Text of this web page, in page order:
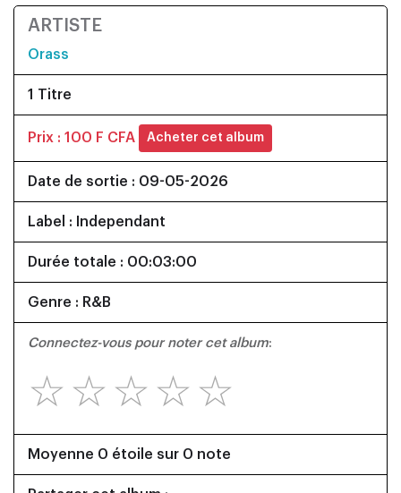
ARTISTE
Orass
1 Titre
Prix : 100 F CFA Acheter cet album
Date de sortie : 09-05-2026
Label : Independant
Durée totale : 00:03:00
Genre : R&B
Connectez-vous pour noter cet album:
☆
☆
☆
☆
☆
Moyenne 0 étoile sur 0 note